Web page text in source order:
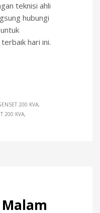
teknisi ahli
hubungi
untuk
hari ini.
200 KVA
200 KVA